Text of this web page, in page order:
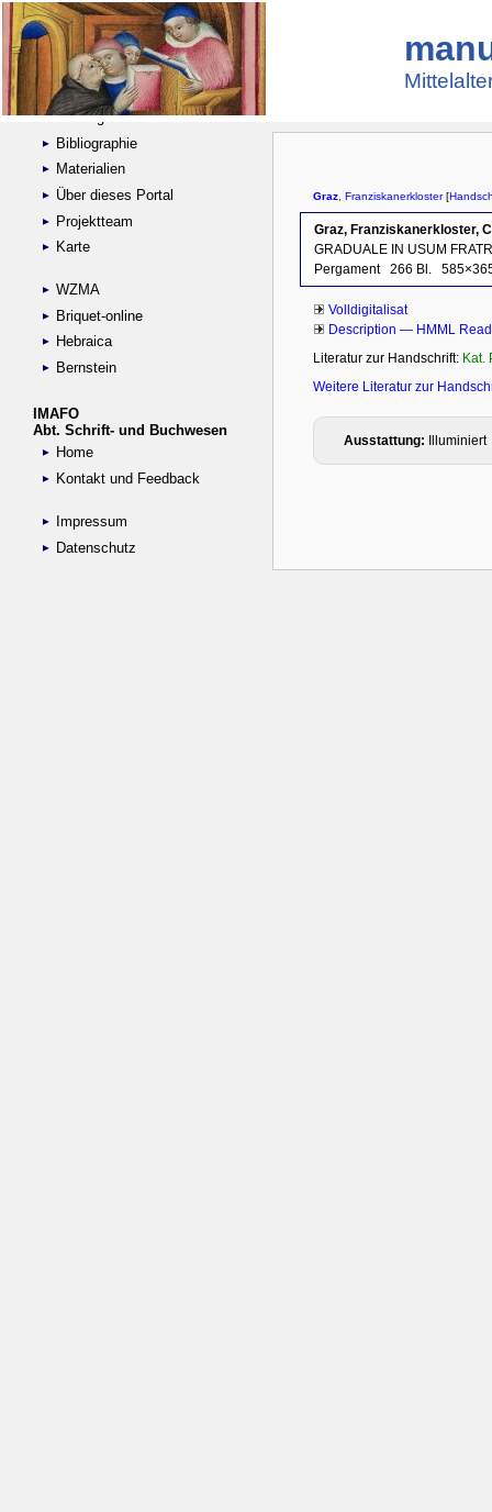
Suche
Handschriftensammlungen
Digitalisierte Handschriften
Kataloge
Bibliographie
Materialien
Über dieses Portal
Projektteam
Karte
WZMA
Briquet-online
Hebraica
Bernstein
IMAFO
Abt. Schrift- und Buchwesen
Home
Kontakt und Feedback
Impressum
Datenschutz